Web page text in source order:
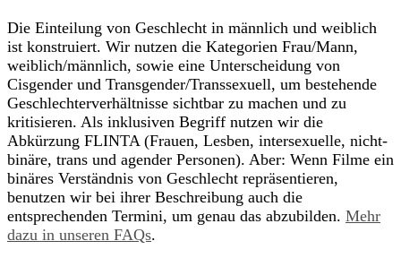
Die Einteilung von Geschlecht in männlich und weiblich
ist konstruiert. Wir nutzen die Kategorien Frau/Mann,
weiblich/männlich, sowie eine Unterscheidung von
Cisgender und Transgender/Transsexuell, um bestehende
Geschlechterverhältnisse sichtbar zu machen und zu
kritisieren. Als inklusiven Begriff nutzen wir die
Abkürzung FLINTA (Frauen, Lesben, intersexuelle, nicht-
binäre, trans und agender Personen). Aber: Wenn Filme ein
binäres Verständnis von Geschlecht repräsentieren,
benutzen wir bei ihrer Beschreibung auch die
entsprechenden Termini, um genau das abzubilden. Mehr
dazu in unseren FAQs.